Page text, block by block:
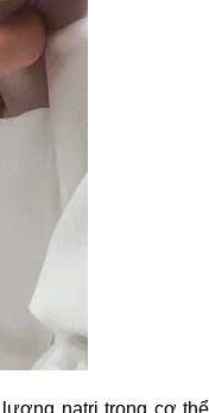
natri trong cơ